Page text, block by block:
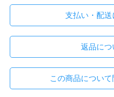
支払い・配送
返品につ
この商品につい